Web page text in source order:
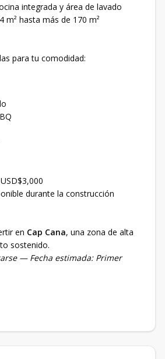
integrada y área de lavado
m² hasta más de 170 m²
para tu comodidad:
durante la construcción
en Cap Cana, una zona de alta
sostenido.
— Fecha estimada: Primer